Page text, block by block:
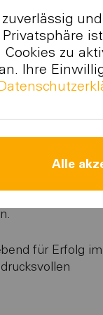
zu
Ihre
Alle
zu
Plattform
Hausbesitzer
für Erfolg im